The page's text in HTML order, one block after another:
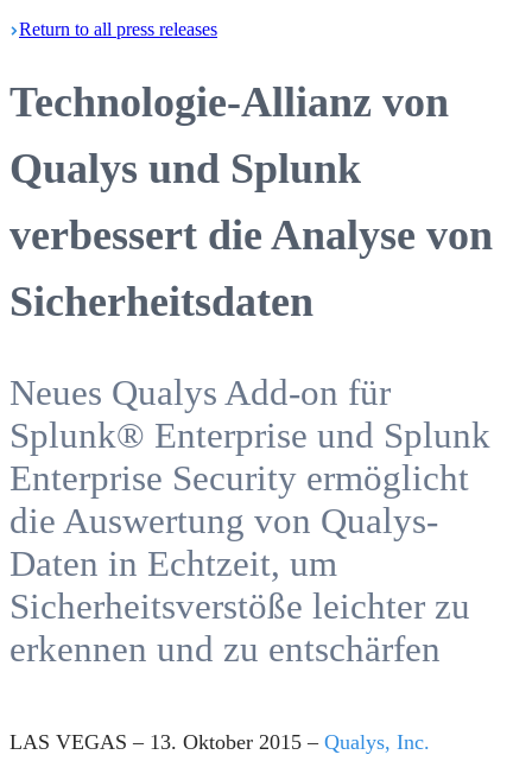
Return to all press releases
Technologie-Allianz von
Qualys und Splunk
verbessert die Analyse von
Sicherheitsdaten
Neues Qualys Add-on für
Splunk® Enterprise und Splunk
Enterprise Security ermöglicht
die Auswertung von Qualys-
Daten in Echtzeit, um
Sicherheitsverstöße leichter zu
erkennen und zu entschärfen
LAS VEGAS – 13. Oktober 2015 – Qualys, Inc.